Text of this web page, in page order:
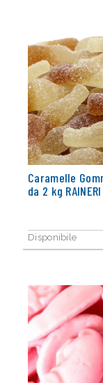
Caramelle
da 2 kg RAINERI
Disponibile